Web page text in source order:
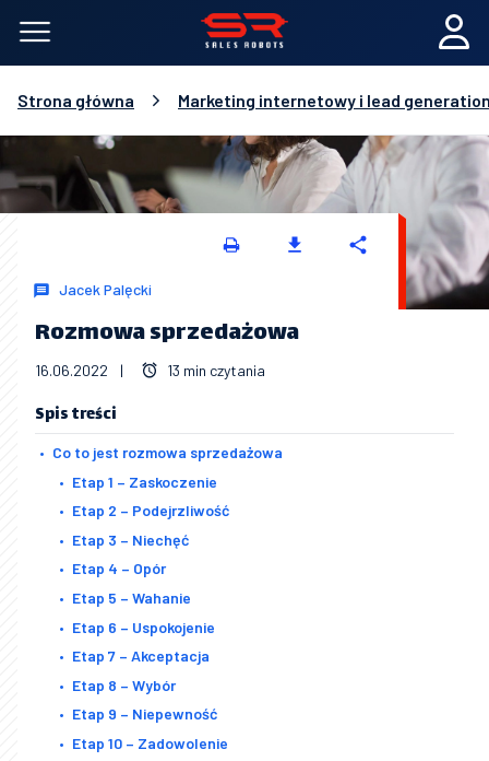
Strona główna Marketing internetowy i lead
Jacek Palęcki
Rozmowa sprzedażowa
16.06.2022 | 13 min czytania
Spis treści
Co to jest rozmowa sprzedażowa
Etap 1 – Zaskoczenie
Etap 2 – Podejrzliwość
Etap 3 – Niechęć
Etap 4 – Opór
Etap 5 – Wahanie
Etap 6 – Uspokojenie
Etap 7 – Akceptacja
Etap 8 – Wybór
Etap 9 – Niepewność
Etap 10 – Zadowolenie